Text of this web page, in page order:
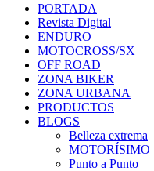
PORTADA
Revista Digital
ENDURO
MOTOCROSS/SX
OFF ROAD
ZONA BIKER
ZONA URBANA
PRODUCTOS
BLOGS
Belleza extrema
MOTORÍSIMO
Punto a Punto